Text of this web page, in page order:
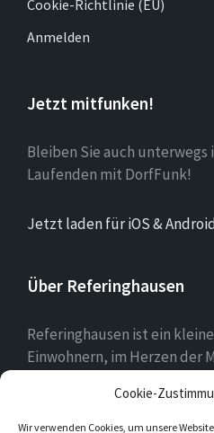
Cookie-
Wir verwenden Cookies, um unsere
Cookie-Richtlinie (EU)
Anmelden
Jetzt mitfunken!
Bleiben Sie auch unterwegs
Laufenden mit DorfFunk!
Jetzt laden für iOS &
Über Referinghausen
Referinghausen ist ein
Einwohnern, im Herzen der
Einwohnern sind wir klein